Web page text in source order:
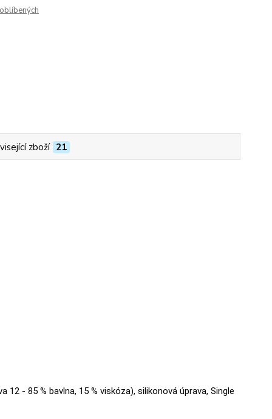
zboží 21
12 - 85 % bavlna, 15 % viskóza), silikonová úprava, Single